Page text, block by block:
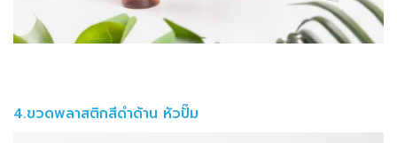
4.ขวดพลาสติกสีดำด้าน หัวปั๊ม